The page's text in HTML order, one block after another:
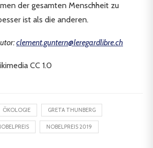
der gesamten Menschheit zu
ist als die anderen.
clement.guntern@leregardlibre.ch
CC 1.0
ÖKOLOGIE GRETA THUNBERG
NOBELPREIS 2019